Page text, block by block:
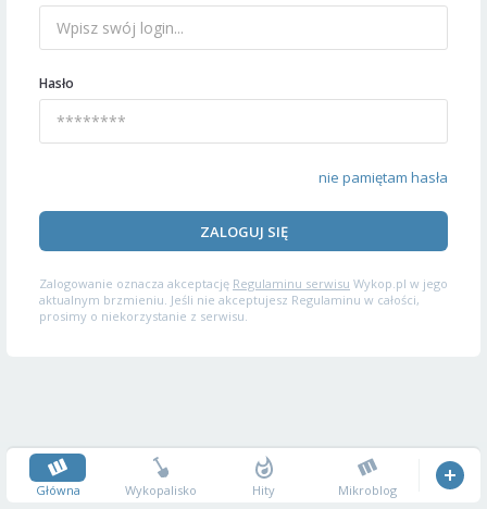
Hasło
nie pamiętam hasła
ZALOGUJ SIĘ
Zalogowanie oznacza akceptację Regulaminu serwisu Wykop.pl w jego
aktualnym brzmieniu. Jeśli nie akceptujesz Regulaminu w całości,
prosimy o niekorzystanie z serwisu.
Główna Wykopalisko Hity Mikroblog